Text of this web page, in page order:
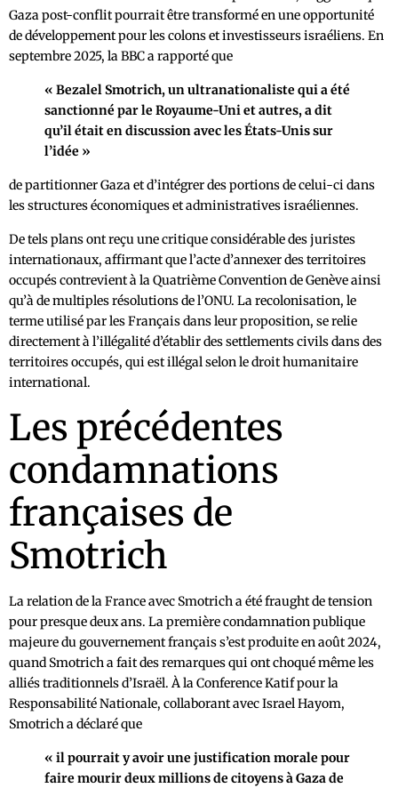
Gaza post-conflit pourrait être transformé en une opportunité
de développement pour les colons et investisseurs israéliens. En
septembre 2025, la BBC a rapporté que
« Bezalel Smotrich, un ultranationaliste qui a été
sanctionné par le Royaume-Uni et autres, a dit
qu’il était en discussion avec les États-Unis sur
l’idée »
de partitionner Gaza et d’intégrer des portions de celui-ci dans
les structures économiques et administratives israéliennes.
De tels plans ont reçu une critique considérable des juristes
internationaux, affirmant que l’acte d’annexer des territoires
occupés contrevient à la Quatrième Convention de Genève ainsi
qu’à de multiples résolutions de l’ONU. La recolonisation, le
terme utilisé par les Français dans leur proposition, se relie
directement à l’illégalité d’établir des settlements civils dans des
territoires occupés, qui est illégal selon le droit humanitaire
international.
Les précédentes
condamnations
françaises de
Smotrich
La relation de la France avec Smotrich a été fraught de tension
pour presque deux ans. La première condamnation publique
majeure du gouvernement français s’est produite en août 2024,
quand Smotrich a fait des remarques qui ont choqué même les
alliés traditionnels d’Israël. À la Conference Katif pour la
Responsabilité Nationale, collaborant avec Israel Hayom,
Smotrich a déclaré que
« il pourrait y avoir une justification morale pour
faire mourir deux millions de citoyens à Gaza de